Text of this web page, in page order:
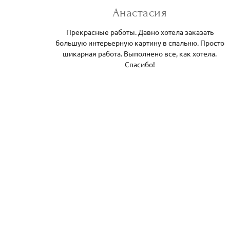
Анастасия
Прекрасные работы. Давно хотела заказать
большую интерьерную картину в спальню. Просто
шикарная работа. Выполнено все, как хотела.
Спасибо!